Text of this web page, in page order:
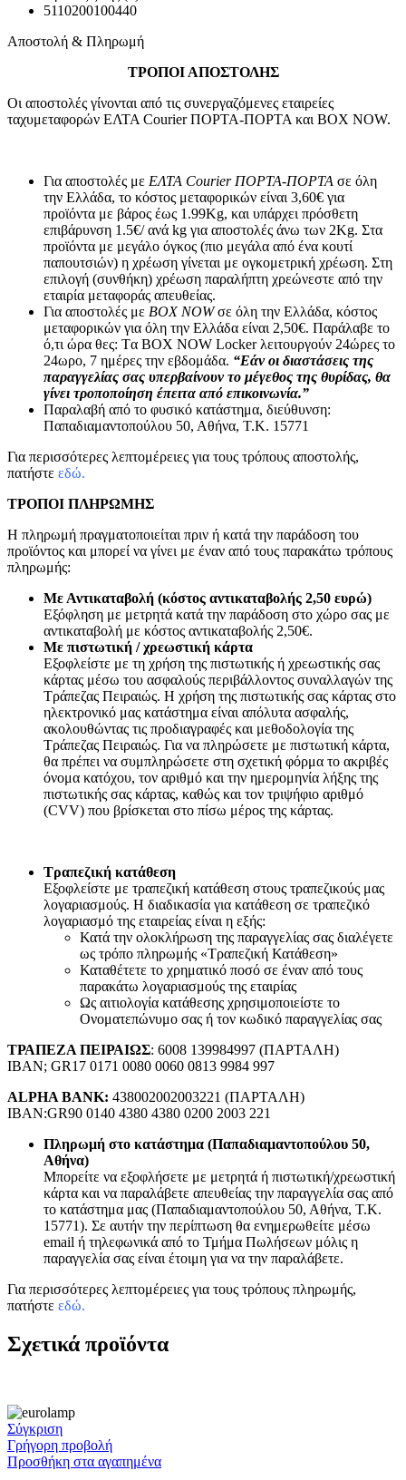
5110200100440
Αποστολή & Πληρωμή
ΤΡΟΠΟΙ ΑΠΟΣΤΟΛΗΣ
Οι αποστολές γίνονται από τις συνεργαζόμενες εταιρείες
ταχυμεταφορών ΕΛΤΑ Courier ΠΟΡΤΑ-ΠΟΡΤΑ και BOX NOW.
Για αποστολές με ΕΛΤΑ Courier ΠΟΡΤΑ-ΠΟΡΤΑ σε όλη
την Ελλάδα, το κόστος μεταφορικών είναι 3,60€ για
προϊόντα με βάρος έως 1.99Kg, και υπάρχει πρόσθετη
επιβάρυνση 1.5€/ ανά kg για αποστολές άνω των 2Κg. Στα
προϊόντα με μεγάλο όγκος (πιο μεγάλα από ένα κουτί
παπουτσιών) η χρέωση γίνεται με ογκομετρική χρέωση. Στη
επιλογή (συνθήκη) χρέωση παραλήπτη χρεώνεστε από την
εταιρία μεταφοράς απευθείας.
Για αποστολές με BOX NOWσε όλη την Ελλάδα, κόστος
μεταφορικών για όλη την Ελλάδα είναι 2,50€. Παράλαβε το
ό,τι ώρα θες: Tα ΒΟΧ ΝΟW Locker λειτουργούν 24ώρες το
24ωρο, 7 ημέρες την εβδομάδα. “Εάν οι διαστάσεις της
παραγγελίας σας υπερβαίνουν το μέγεθος της θυρίδας, θα
γίνει τροποποίηση έπειτα από επικοινωνία.”
Παραλαβή από το φυσικό κατάστημα, διεύθυνση:
Παπαδιαμαντοπούλου 50, Αθήνα, Τ.Κ. 15771
Για περισσότερες λεπτομέρειες για τους τρόπους αποστολής,
πατήστε εδώ.
ΤΡΟΠΟΙ ΠΛΗΡΩΜΗΣ
Η πληρωμή πραγματοποιείται πριν ή κατά την παράδοση του
προϊόντος και μπορεί να γίνει με έναν από τους παρακάτω τρόπους
πληρωμής:
Με Αντικαταβολή (κόστος αντικαταβολής 2,50 ευρώ)
Εξόφληση με μετρητά κατά την παράδοση στο χώρο σας με
αντικαταβολή με κόστος αντικαταβολής 2,50€.
Με πιστωτική / χρεωστική κάρτα
Εξοφλείστε με τη χρήση της πιστωτικής ή χρεωστικής σας
κάρτας μέσω του ασφαλούς περιβάλλοντος συναλλαγών της
Τράπεζας Πειραιώς. Η χρήση της πιστωτικής σας κάρτας στο
ηλεκτρονικό μας κατάστημα είναι απόλυτα ασφαλής,
ακολουθώντας τις προδιαγραφές και μεθοδολογία της
Τράπεζας Πειραιώς. Για να πληρώσετε με πιστωτική κάρτα,
θα πρέπει να συμπληρώσετε στη σχετική φόρμα το ακριβές
όνομα κατόχου, τον αριθμό και την ημερομηνία λήξης της
πιστωτικής σας κάρτας, καθώς και τον τριψήφιο αριθμό
(CVV) που βρίσκεται στο πίσω μέρος της κάρτας.
Τραπεζική κατάθεση
Εξοφλείστε με τραπεζική κατάθεση στους τραπεζικούς μας
λογαριασμούς. Η διαδικασία για κατάθεση σε τραπεζικό
λογαριασμό της εταιρείας είναι η εξής:
Κατά την ολοκλήρωση της παραγγελίας σας διαλέγετε
ως τρόπο πληρωμής «Τραπεζική Κατάθεση»
Καταθέτετε το χρηματικό ποσό σε έναν από τους
παρακάτω λογαριασμούς της εταιρίας
Ως αιτιολογία κατάθεσης χρησιμοποιείστε το
Ονοματεπώνυμο σας ή τον κωδικό παραγγελίας σας
ΤΡΑΠΕΖΑ ΠΕΙΡΑΙΩΣ: 6008 139984997 (ΠΑΡΤΑΛΗ)
IBAN; GR17 0171 0080 0060 0813 9984 997
ALPHA BANK: 438002002003221 (ΠΑΡΤΑΛΗ)
IBAN:GR90 0140 4380 4380 0200 2003 221
Πληρωμή στο κατάστημα (Παπαδιαμαντοπούλου 50,
Αθήνα)
Μπορείτε να εξοφλήσετε με μετρητά ή πιστωτική/χρεωστική
κάρτα και να παραλάβετε απευθείας την παραγγελία σας από
το κατάστημα μας (Παπαδιαμαντοπούλου 50, Αθήνα, Τ.Κ.
15771). Σε αυτήν την περίπτωση θα ενημερωθείτε μέσω
email ή τηλεφωνικά από το Τμήμα Πωλήσεων μόλις η
παραγγελία σας είναι έτοιμη για να την παραλάβετε.
Για περισσότερες λεπτομέρειες για τους τρόπους πληρωμής,
πατήστε εδώ.
Σχετικά προϊόντα
Σύγκριση
Γρήγορη προβολή
Προσθήκη στα αγαπημένα